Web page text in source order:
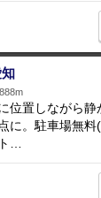
位置しながら静
に。駐車場無
…